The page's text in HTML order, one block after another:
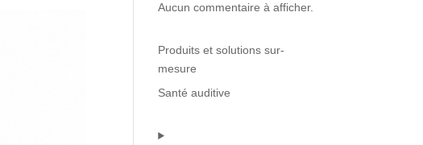
Aucun commentaire à afficher.
Produits et solutions sur-
mesure
Santé auditive